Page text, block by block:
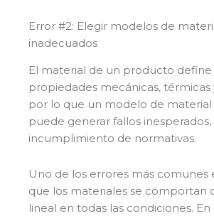
Error #2: Elegir modelos de
inadecuados
El material de un producto define
propiedades mecánicas, térmicas
por lo que un modelo de
puede generar fallos
incumplimiento de normativas.
Uno de los errores más comunes
que los materiales se comportan
lineal en todas las condiciones.